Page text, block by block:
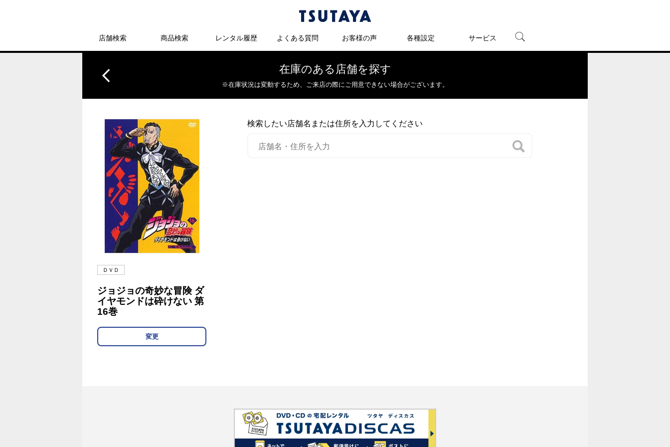
店舗検索 商品検索 レンタル履歴 よくある質問 お客様の声 各種設定 サービス
在庫のある店舗を探す
※在庫状況は変動するため、 ご来店の際にご用意できない場合がございます。
ＤＶＤ
ジョジョの奇妙な冒険 ダ
イヤモンドは砕けない 第
16巻
変更
検索したい店舗名または住所を入力してください